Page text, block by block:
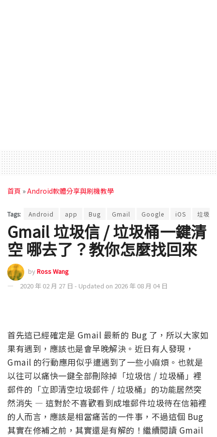
首頁 »Android軟體分享與刷機教學
Tags: Android app Bug Gmail Google iOS 垃圾信
Gmail 垃圾信 / 垃圾桶一鍵清
空 哪去了？教你怎麼找回來
byRoss Wang
2020 年 02 月 27 日 - Updated on 2026 年 08 月 04 日
首先這已經確定是 Gmail 最新的 Bug 了，所以大家如
果有遇到，應該也是會早晚解決。近日有人發現，
Gmail 的行動應用似乎遭遇到了一些小麻煩。也就是
以往可以痛快一鍵全部刪除掉「垃圾信 / 垃圾桶」裡
郵件的「立即清空垃圾郵件 / 垃圾桶」的功能居然突
然消失 — 這對於不喜歡看到成堆郵件垃圾待在信箱裡
的人而言，應該是相當痛苦的一件事，不過這個 Bug
其實在修補之前，其實還是有解的！繼續閱讀 Gmail